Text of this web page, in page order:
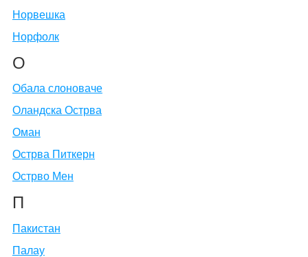
Норвешка
Норфолк
О
Обала слоноваче
Оландска Острва
Оман
Острва Питкерн
Острво Мен
П
Пакистан
Палау